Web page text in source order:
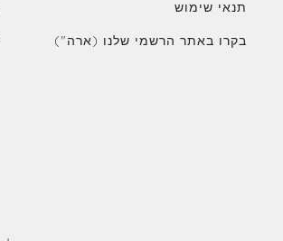
תנאי שימוש
בקרו באתר הרשמי שלנו (ארה")